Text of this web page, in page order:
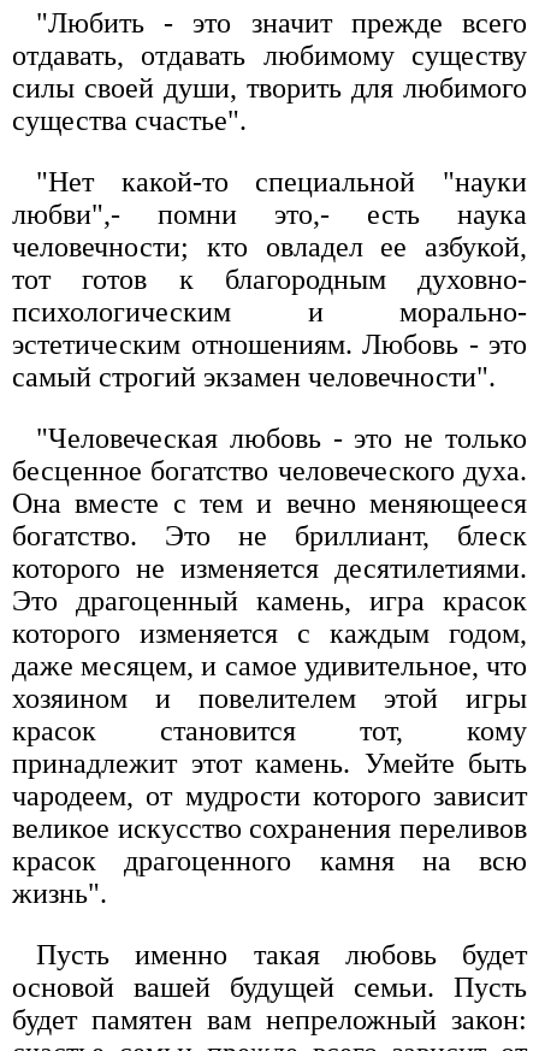
"Любить - это значит прежде всего
отдавать, отдавать любимому существу
силы своей души, творить для любимого
существа счастье".
"Нет какой-то специальной "науки
любви",- помни это,- есть наука
человечности; кто овладел ее азбукой,
тот готов к благородным духовно-
психологическим и морально-
эстетическим отношениям. Любовь - это
самый строгий экзамен человечности".
"Человеческая любовь - это не только
бесценное богатство человеческого духа.
Она вместе с тем и вечно меняющееся
богатство. Это не бриллиант, блеск
которого не изменяется десятилетиями.
Это драгоценный камень, игра красок
которого изменяется с каждым годом,
даже месяцем, и самое удивительное, что
хозяином и повелителем этой игры
красок становится тот, кому
принадлежит этот камень. Умейте быть
чародеем, от мудрости которого зависит
великое искусство сохранения переливов
красок драгоценного камня на всю
жизнь".
Пусть именно такая любовь будет
основой вашей будущей семьи. Пусть
будет памятен вам непреложный закон: